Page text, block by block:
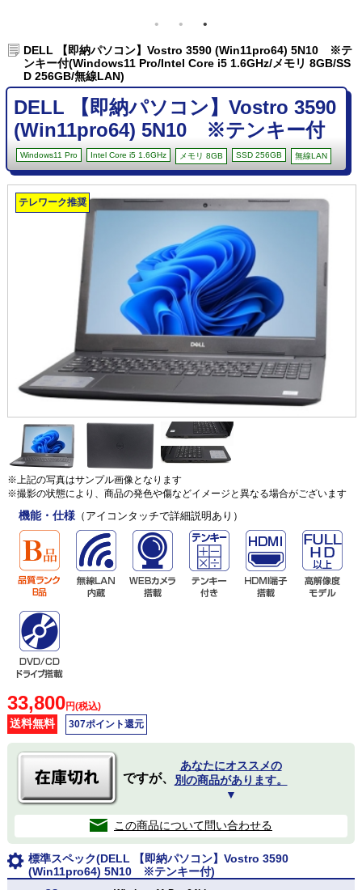
DELL 【即納パソコン】Vostro 3590 (Win11pro64) 5N10 ※テ
ンキー付(Windows11 Pro/Intel Core i5 1.6GHz/メモリ 8GB/SS
D 256GB/無線LAN)
DELL 【即納パソコン】Vostro 3590
(Win11pro64) 5N10 ※テンキー付
Windows11 Pro Intel Core i5 1.6GHz メモリ 8GB SSD 256GB 無線LAN
テレワーク推奨
※上記の写真はサンプル画像となります
※撮影の状態により、商品の発色や傷などイメージと異なる場合がございます
機能・仕様（アイコンタッチで詳細説明あり）
33,800円(税込)
送料無料 307ポイント還元
ですが、
あなたにオススメの
別の商品があります。
▼
この商品について問い合わせる
標準スペック(DELL 【即納パソコン】Vostro 3590
(Win11pro64) 5N10 ※テンキー付)